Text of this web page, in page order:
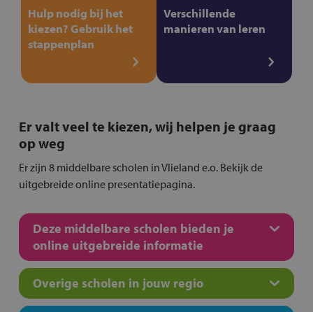
Hulp nodig bij het
kiezen? Gebruik het
stappenplan
Verschillende
manieren van leren
Er valt veel te kiezen, wij helpen je graag
op weg
Er zijn 8 middelbare scholen in Vlieland e.o. Bekijk de
uitgebreide online presentatiepagina.
Deze middelbare scholen bieden je
online uitgebreide informatie
Overige scholen in jouw regio